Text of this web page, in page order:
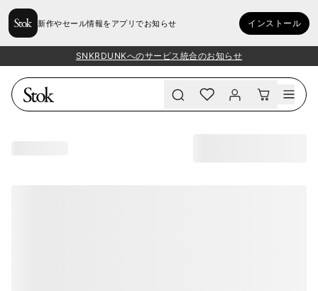
新作やセール情報をアプリでお知らせ インストール
SNKRDUNKへのサービス統合のお知らせ